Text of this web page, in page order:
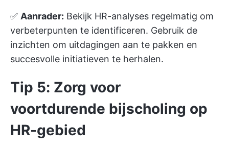
✅ Aanrader: Bekijk HR-analyses regelmatig om
verbeterpunten te identificeren. Gebruik de
inzichten om uitdagingen aan te pakken en
succesvolle initiatieven te herhalen.
Tip 5: Zorg voor
voortdurende bijscholing op
HR-gebied